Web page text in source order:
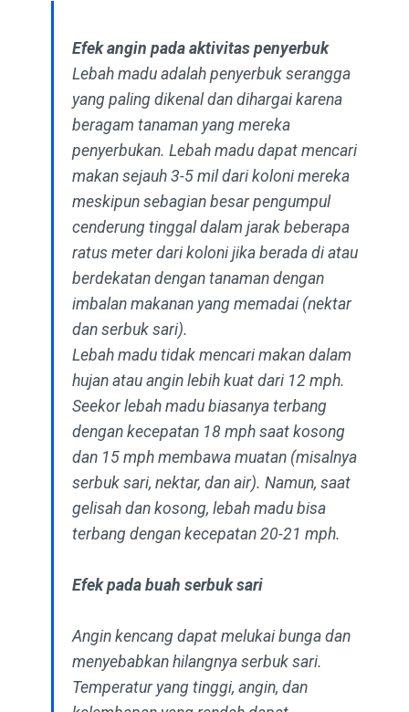
Efek angin pada aktivitas penyerbuk
Lebah madu adalah penyerbuk serangga
yang paling dikenal dan dihargai karena
beragam tanaman yang mereka
penyerbukan. Lebah madu dapat mencari
makan sejauh 3-5 mil dari koloni mereka
meskipun sebagian besar pengumpul
cenderung tinggal dalam jarak beberapa
ratus meter dari koloni jika berada di atau
berdekatan dengan tanaman dengan
imbalan makanan yang memadai (nektar
dan serbuk sari).
Lebah madu tidak mencari makan dalam
hujan atau angin lebih kuat dari 12 mph.
Seekor lebah madu biasanya terbang
dengan kecepatan 18 mph saat kosong
dan 15 mph membawa muatan (misalnya
serbuk sari, nektar, dan air). Namun, saat
gelisah dan kosong, lebah madu bisa
terbang dengan kecepatan 20-21 mph.
Efek pada buah serbuk sari
Angin kencang dapat melukai bunga dan
menyebabkan hilangnya serbuk sari.
Temperatur yang tinggi, angin, dan